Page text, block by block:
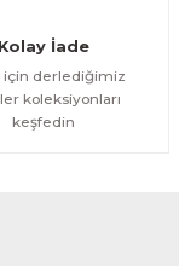
Kolay İade
için derlediğimiz
koleksiyonları
keşfedin